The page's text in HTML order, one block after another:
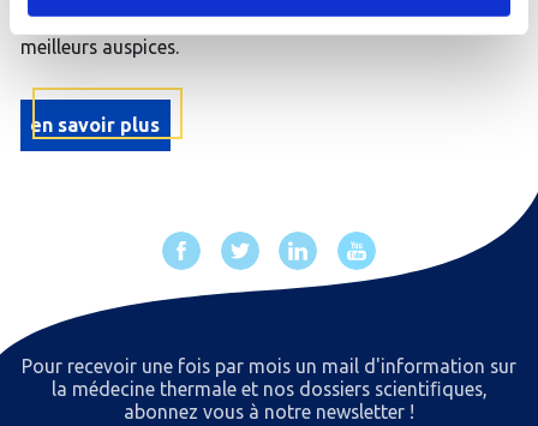
arrivée sereine et commencer votre séjour sous les
meilleurs auspices.
en savoir plus
Pour recevoir une fois par mois un mail d'information sur
la médecine thermale et nos dossiers scientiﬁques,
abonnez vous à notre newsletter !